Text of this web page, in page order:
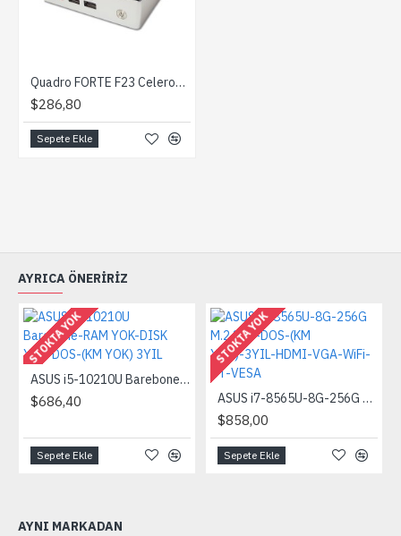
Quadro FORTE F23 Celeron 3205U 1.5GHZ 4gb 64gb HDMI FREEDOS 2*USB 3.0, Wi-Fi MİN
$286,80
Sepete Ekle
AYRICA ÖNERIRIZ
STOKTA YOK
ASUS i5-10210U Barebone-RAM YOK-DISK YOK-DOS-(KM YOK) 3YIL
$686,40
Sepete Ekle
STOKTA YOK
ASUS i7-8565U-8G-256G M.2 SSD-DOS-(KM YOK)-3YIL-HDMI-VGA-WiFi-BT-VESA
$858,00
Sepete Ekle
AYNI MARKADAN